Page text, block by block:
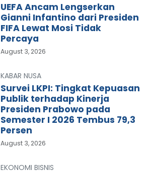
UEFA Ancam Lengserkan
Gianni Infantino dari Presiden
FIFA Lewat Mosi Tidak
Percaya
August 3, 2026
KABAR NUSA
Survei LKPI: Tingkat Kepuasan
Publik terhadap Kinerja
Presiden Prabowo pada
Semester I 2026 Tembus 79,3
Persen
August 3, 2026
EKONOMI BISNIS